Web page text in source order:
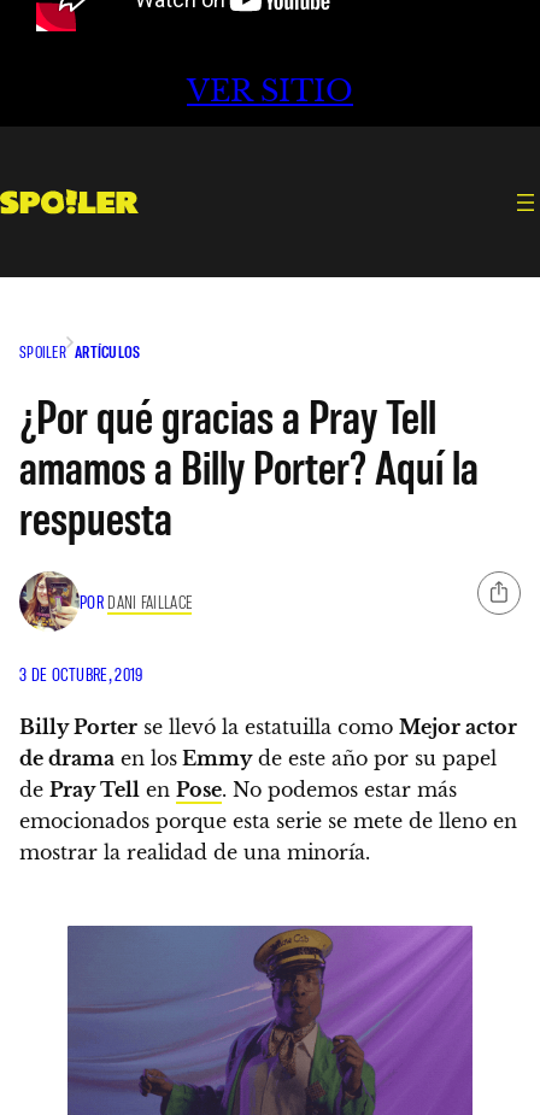
VER SITIO
SPOILER ARTÍCULOS
¿Por qué gracias a Pray Tell
amamos a Billy Porter? Aquí la
respuesta
POR DANI FAILLACE
3 DE OCTUBRE, 2019
Billy Porter se llevó la estatuilla como Mejor actor
de drama en los Emmyde este año por su papel
de Pray Tell en Pose. No podemos estar más
emocionados porque esta serie se mete de lleno en
mostrar la realidad de una minoría.